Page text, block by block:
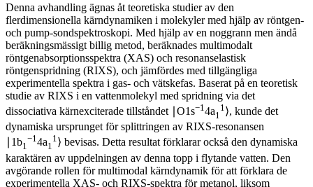
Denna avhandling ägnas åt teoretiska studier av den
flerdimensionella kärndynamiken i molekyler med hjälp av röntgen-
och pump-sondspektroskopi. Med hjälp av en noggrann men ändå
beräkningsmässigt billig metod, beräknades multimodalt
röntgenabsorptionsspektra (XAS) och resonanselastisk
röntgenspridning (RIXS), och jämfördes med tillgängliga
experimentella spektra i gas- och vätskefas. Baserat på en teoretisk
studie av RIXS i en vattenmolekyl med spridning via det
dissociativa kärnexciterade tillståndet ∣O1s−1 4a1
1 ⟩, kunde det
dynamiska ursprunget för splittringen av RIXS-resonansen
∣1b1
−14a1
1⟩ bevisas. Detta resultat förklarar också den dynamiska
karaktären av uppdelningen av denna topp i flytande vatten. Den
avgörande rollen för multimodal kärndynamik för att förklara de
experimentella XAS- och RIXS-spektra för metanol, liksom